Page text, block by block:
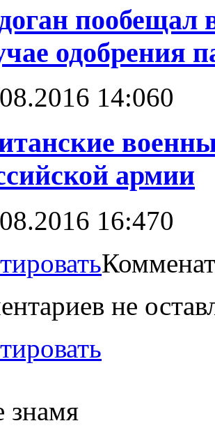
пообещал
одобрения
14:060
армии
16:470
не
знамя